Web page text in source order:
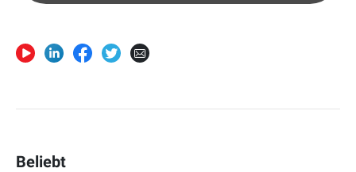
Beliebt